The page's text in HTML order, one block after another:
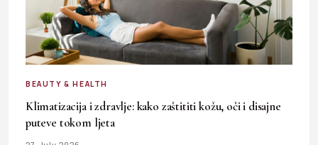
BEAUTY & HEALTH
Klimatizacija i zdravlje: kako zaštititi kožu, oči i disajne
puteve tokom ljeta